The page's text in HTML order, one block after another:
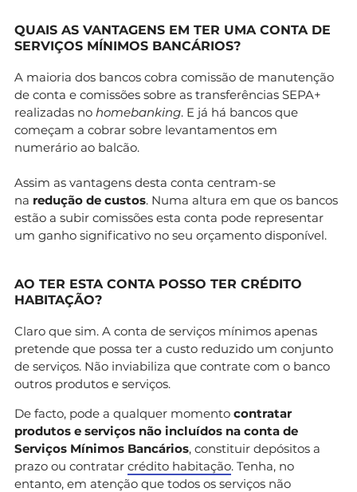
QUAIS AS VANTAGENS EM TER UMA CONTA DE
SERVIÇOS MÍNIMOS BANCÁRIOS?
A maioria dos bancos cobra comissão de manutenção
de conta e comissões sobre as transferências SEPA+
realizadas no homebanking. E já há bancos que
começam a cobrar sobre levantamentos em
numerário ao balcão.
Assim as vantagens desta conta centram-se
na redução de custos. Numa altura em que os bancos
estão a subir comissões esta conta pode representar
um ganho significativo no seu orçamento disponível.
AO TER ESTA CONTA POSSO TER CRÉDITO
HABITAÇÃO?
Claro que sim. A conta de serviços mínimos apenas
pretende que possa ter a custo reduzido um conjunto
de serviços. Não inviabiliza que contrate com o banco
outros produtos e serviços.
De facto, pode a qualquer momento contratar
produtos e serviços não incluídos na conta de
Serviços Mínimos Bancários, constituir depósitos a
prazo ou contratar crédito habitação. Tenha, no
entanto, em atenção que todos os serviços não